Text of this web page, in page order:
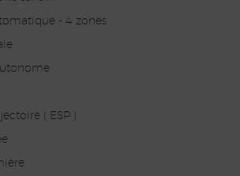
- 4 zones
( ESP )